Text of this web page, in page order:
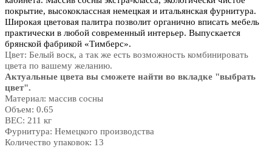
покрытие, высококлассная немецкая и итальянская фурнитура.
Широкая цветовая палитра позволит органично вписать мебель
практически в любой современный интерьер. Выпускается
брянской фабрикой «Тимберс».
Цвет: Белый воск, а так же есть возможность комбинировать
цвета по вашему желанию.
Актуальные цвета вы сможете найти во вкладке "выбрать
цвет".
Материал: массив сосны
Объем: 0.65
ВЕС: 211 кг
Фурнитура: Немецкого производства
Количество упаковок: 13